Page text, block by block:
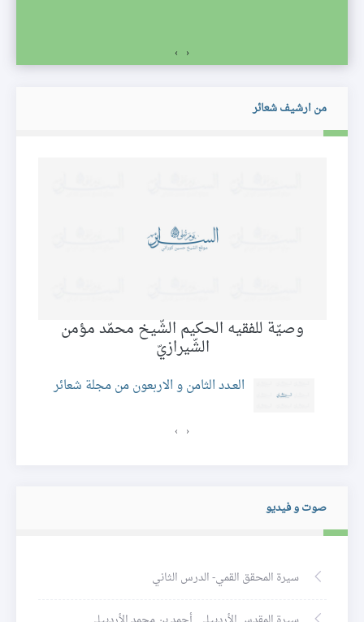
‹
›
من ارشيف شعائر
وصيّة للفقيه الحكيم الشّيخ محمّد مؤمن
الشّيرازيّ
العـدد الثامن و الاربعون من مجلة شعائر
‹
›
صوت و فيديو
سيرة المحقق القمي- الدرس الثاني